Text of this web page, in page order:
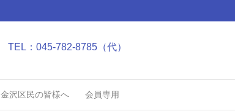
TEL：045-782-8785（代）
金沢区民の皆様へ 会員専用